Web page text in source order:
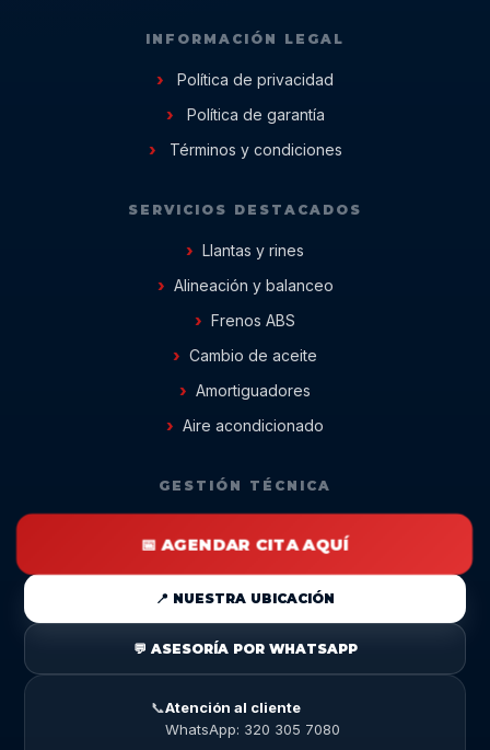
INFORMACIÓN LEGAL
Política de privacidad
Política de garantía
Términos y condiciones
SERVICIOS DESTACADOS
Llantas y rines
Alineación y balanceo
Frenos ABS
Cambio de aceite
Amortiguadores
Aire acondicionado
GESTIÓN TÉCNICA
📅 AGENDAR CITA AQUÍ
📍 NUESTRA UBICACIÓN
💬 ASESORÍA POR WHATSAPP
📞Atención al cliente
WhatsApp: 320 305 7080